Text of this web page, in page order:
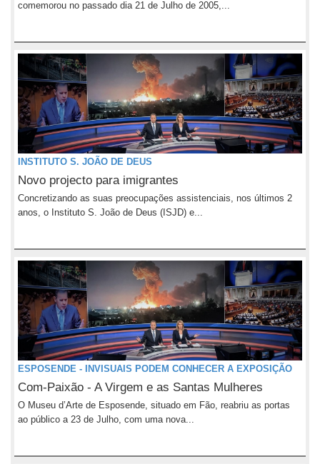
comemorou no passado dia 21 de Julho de 2005,...
INSTITUTO S. JOÃO DE DEUS
Novo projecto para imigrantes
Concretizando as suas preocupações assistenciais, nos últimos 2
anos, o Instituto S. João de Deus (ISJD) e...
ESPOSENDE - INVISUAIS PODEM CONHECER A EXPOSIÇÃO
Com-Paixão - A Virgem e as Santas Mulheres
O Museu d’Arte de Esposende, situado em Fão, reabriu as portas
ao público a 23 de Julho, com uma nova...